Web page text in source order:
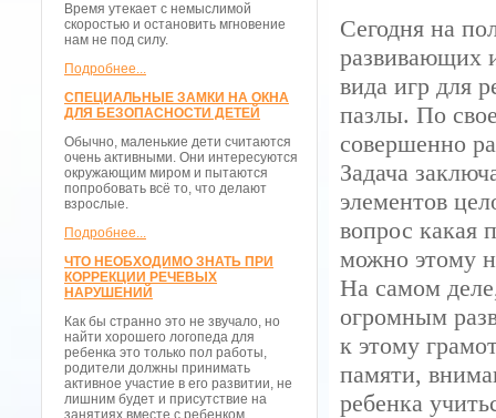
Время утекает с немыслимой
скоростью и остановить мгновение
нам не под силу.
Подробнее...
СПЕЦИАЛЬНЫЕ ЗАМКИ НА ОКНА
ДЛЯ БЕЗОПАСНОСТИ ДЕТЕЙ
Обычно, маленькие дети считаются
очень активными. Они интересуются
окружающим миром и пытаются
попробовать всё то, что делают
взрослые.
Подробнее...
ЧТО НЕОБХОДИМО ЗНАТЬ ПРИ
КОРРЕКЦИИ РЕЧЕВЫХ
НАРУШЕНИЙ
Как бы странно это не звучало, но
найти хорошего логопеда для
ребенка это только пол работы,
родители должны принимать
активное участие в его развитии, не
лишним будет и присутствие на
занятиях вместе с ребенком.
Сегодня на
развивающих
вида игр для
пазлы. По
совершенно
Задача
элементов
вопрос какая
можно этому
На самом
огромным
к этому
памяти,
ребенка